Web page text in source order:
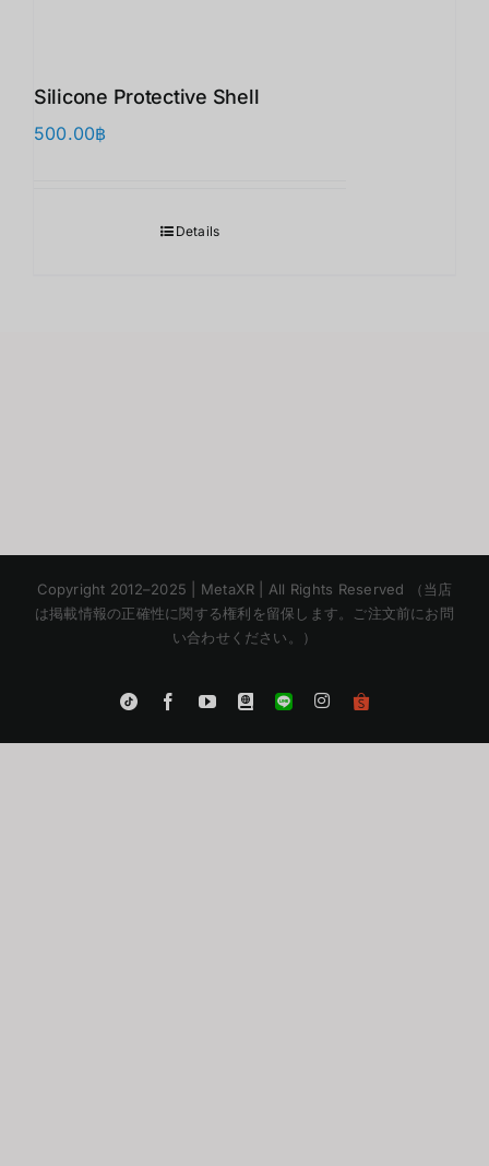
Silicone Protective Shell
500.00฿
Details
Copyright 2012–2025 | MetaXR | All Rights Reserved （当店
は掲載情報の正確性に関する権利を留保します。ご注文前にお問
い合わせください。）
Tiktok FacebookYouTubeBlogger
LINE
Instagram
Shopee